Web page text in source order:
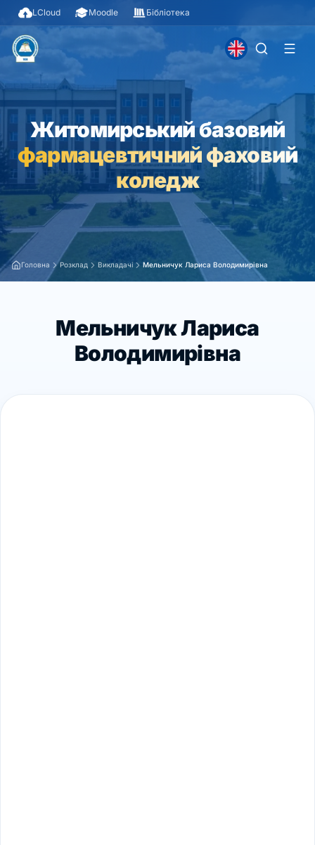
LCloud Moodle Бібліотека
Житомирський базовий
фармацевтичний фаховий
коледж
Головна Розклад Викладачі Мельничук Лариса Володимирівна
Мельничук Лариса
Володимирівна